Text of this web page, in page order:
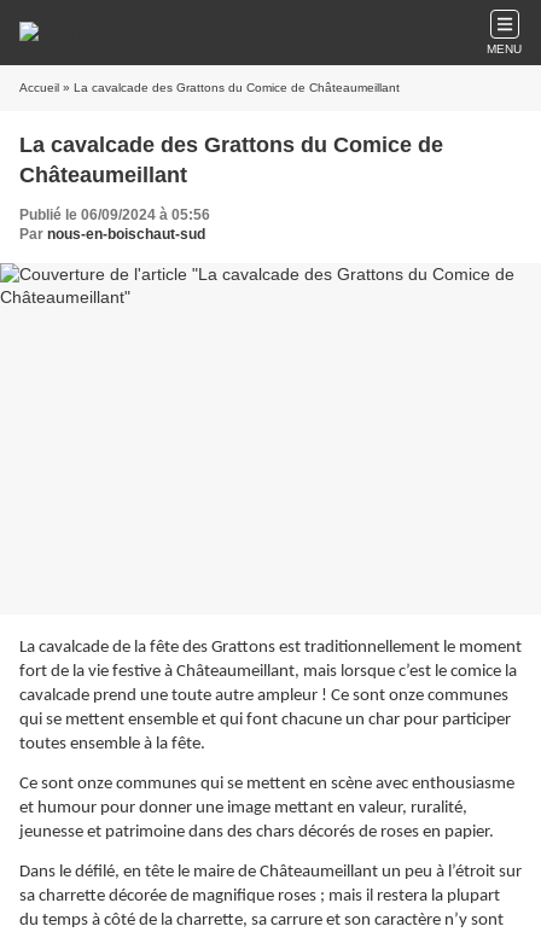
MENU
Accueil » La cavalcade des Grattons du Comice de Châteaumeillant
La cavalcade des Grattons du Comice de
Châteaumeillant
Publié le 06/09/2024 à 05:56
Par nous-en-boischaut-sud
La cavalcade de la fête des Grattons est traditionnellement le moment
fort de la vie festive à Châteaumeillant, mais lorsque c’est le comice la
cavalcade prend une toute autre ampleur ! Ce sont onze communes
qui se mettent ensemble et qui font chacune un char pour participer
toutes ensemble à la fête.
Ce sont onze communes qui se mettent en scène avec enthousiasme
et humour pour donner une image mettant en valeur, ruralité,
jeunesse et patrimoine dans des chars décorés de roses en papier.
Dans le défilé, en tête le maire de Châteaumeillant un peu à l’étroit sur
sa charrette décorée de magnifique roses ; mais il restera la plupart
du temps à côté de la charrette, sa carrure et son caractère n’y sont